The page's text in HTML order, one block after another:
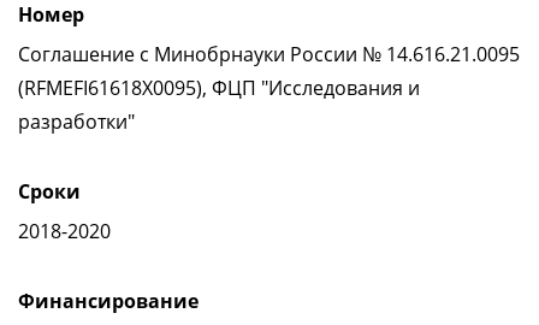
Номер
Соглашение c Минобрнауки России № 14.616.21.0095
(RFMEFI61618X0095), ФЦП "Исследования и
разработки"
Сроки
2018-2020
Финансирование